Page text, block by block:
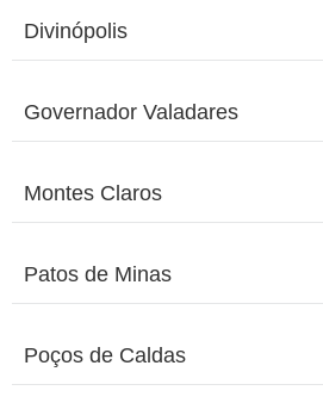
Divinópolis
Governador Valadares
Montes Claros
Patos de Minas
Poços de Caldas